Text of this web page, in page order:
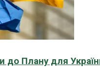
до Плану для